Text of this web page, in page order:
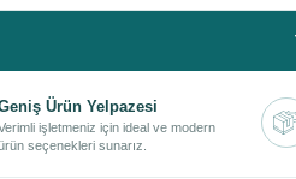
Ürün Yelpazesi
işletmeniz için ideal ve modern
seçenekleri sunarız.